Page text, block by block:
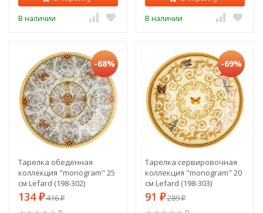
В наличии В наличии
-68%
Тарелка обеденная
коллекция "monogram" 25
см Lefard (198-302)
134 ₽416₽
-69%
Тарелка сервировочная
коллекция "monogram" 20
см Lefard (198-303)
91 ₽289₽